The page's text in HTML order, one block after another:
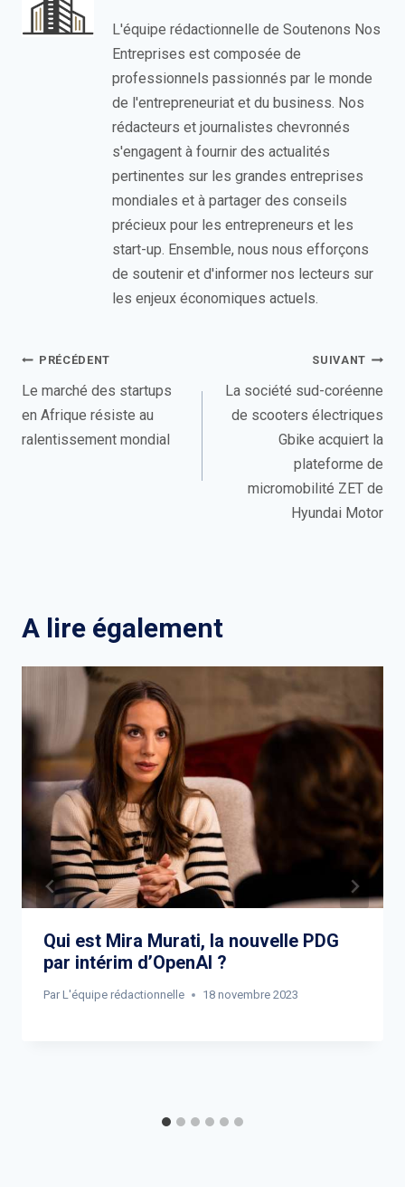
L'équipe rédactionnelle de Soutenons Nos
Entreprises est composée de
professionnels passionnés par le monde
de l'entrepreneuriat et du business. Nos
rédacteurs et journalistes chevronnés
s'engagent à fournir des actualités
pertinentes sur les grandes entreprises
mondiales et à partager des conseils
précieux pour les entrepreneurs et les
start-up. Ensemble, nous nous efforçons
de soutenir et d'informer nos lecteurs sur
les enjeux économiques actuels.
Navigation
de
l’article
PRÉCÉDENT
Le marché des startups
en Afrique résiste au
ralentissement mondial
SUIVANT
La société sud-coréenne
de scooters électriques
Gbike acquiert la
plateforme de
micromobilité ZET de
Hyundai Motor
A lire également
Qui est Mira Murati, la nouvelle PDG
par intérim d’OpenAI ?
Par L'équipe rédactionnelle 18 novembre 2023